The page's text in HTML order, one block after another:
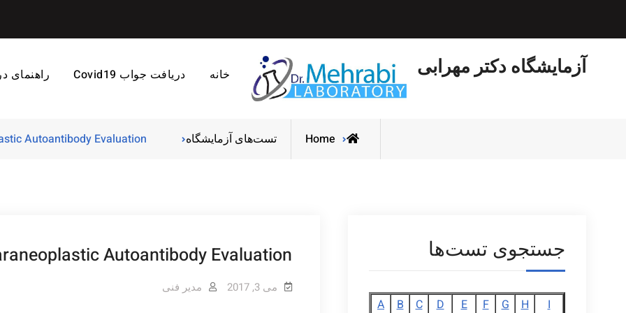
آزمایشگاه دکتر مهرابی خانه دریافت جواب Covid19 راهنمای
Home تست‌های آزمایشگاه Autoantibody Evaluation
Autoantibody Evaluation
می 3, 2017 مدیر فنی
جستجوی تست‌ها
I
H
G
F
E
D
C
B
A